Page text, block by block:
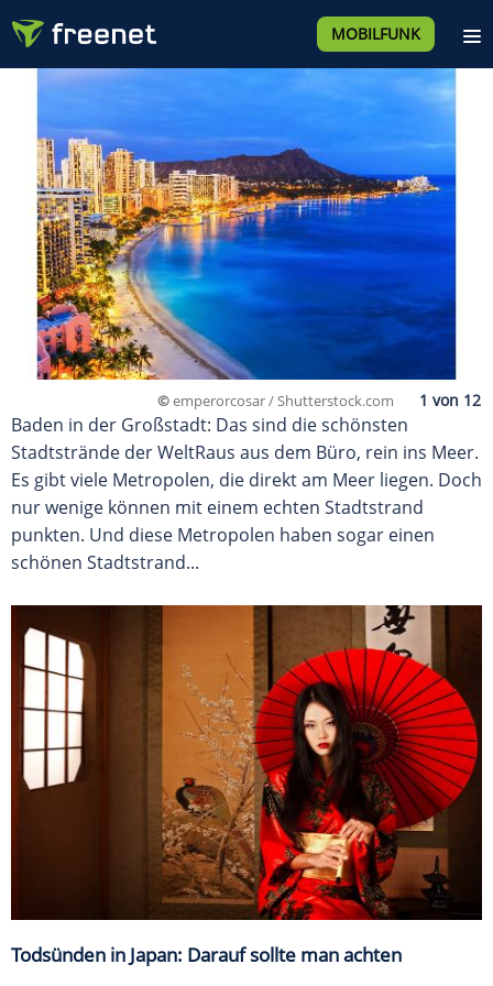
MOBILFUNK
©emperorcosar / Shutterstock.com
Baden in der Großstadt: Das sind die schönsten
Stadtstrände der WeltRaus aus dem Büro, rein ins Meer.
Es gibt viele Metropolen, die direkt am Meer liegen. Doch
nur wenige können mit einem echten Stadtstrand
punkten. Und diese Metropolen haben sogar einen
schönen Stadtstrand...
Todsünden in Japan: Darauf sollte man achten